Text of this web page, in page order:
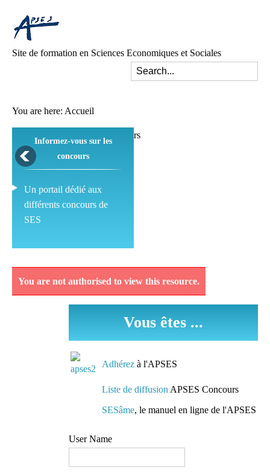
Site de formation en Sciences Economiques et Sociales
You are here: Accueil
Informez-vous sur les
concours
Un portail dédié aux
différents concours de
SES
Découvrez et analysez
mises en oeuvre dans les
des conseils de lecture
You are not authorised to view this resource.
Vous êtes ...
Adhérez à l'APSES
Liste de diffusion APSES Concours
SESâme, le manuel en ligne de l'APSES
User Name